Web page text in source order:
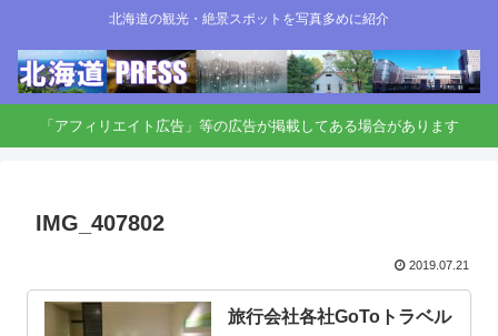
北海道の観光・絶景スポットを写真多めに紹介
「アフィリエイト広告」等の広告が掲載してある場合があります
IMG_407802
2019.07.21
旅行会社各社GoToトラベル